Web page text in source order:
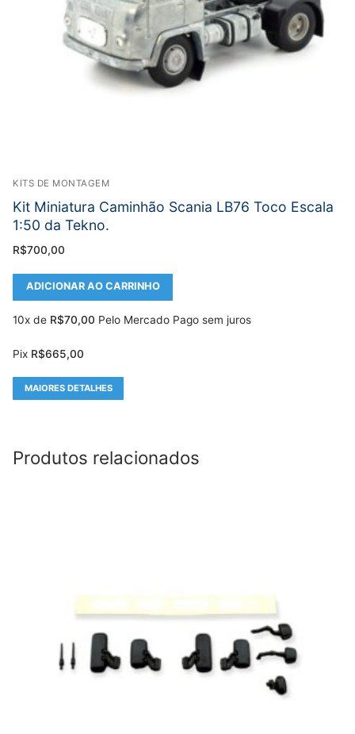
KITS DE MONTAGEM
Kit Miniatura Caminhão Scania LB76 Toco Escala
1:50 da Tekno.
R$700,00
ADICIONAR AO CARRINHO
10x de R$70,00 Pelo Mercado Pago sem juros
Pix R$665,00
MAIORES DETALHES
Produtos relacionados